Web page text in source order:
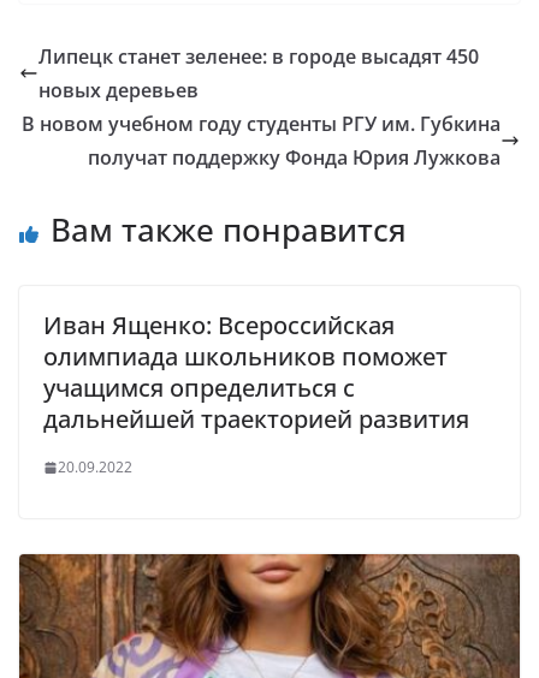
Липецк станет зеленее: в городе высадят 450
новых деревьев
В новом учебном году студенты РГУ им. Губкина
получат поддержку Фонда Юрия Лужкова
Вам также понравится
Иван Ященко: Всероссийская
олимпиада школьников поможет
учащимся определиться с
дальнейшей траекторией развития
20.09.2022